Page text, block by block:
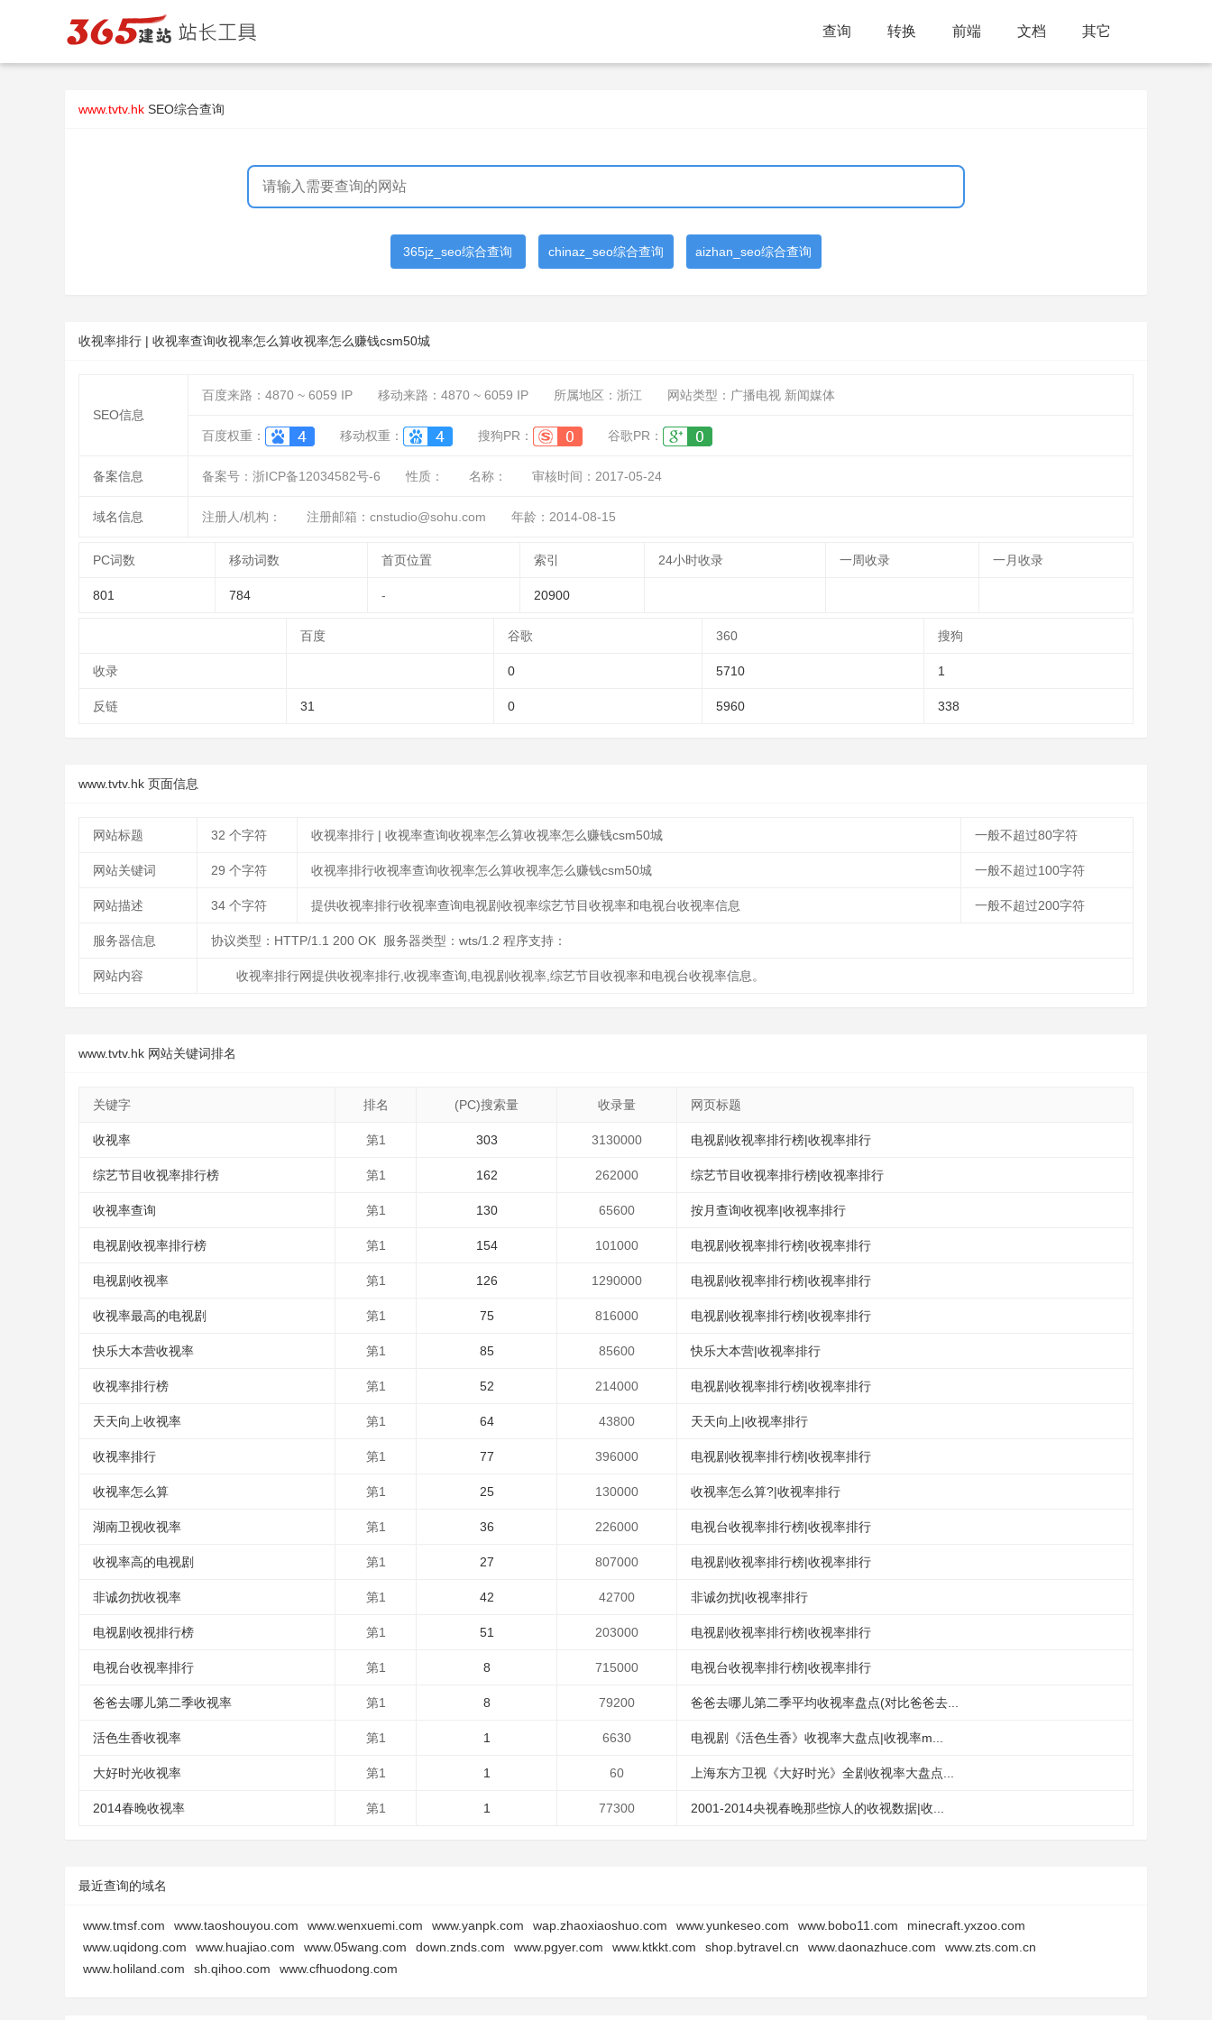
查询 转换 前端 文档 其它
www.tvtv.hk SEO综合查询
365jz_seo综合查询 chinaz_seo综合查询 aizhan_seo综合查询
收视率排行 | 收视率查询收视率怎么算收视率怎么赚钱csm50城
SEO信息
百度来路： 4870 ~ 6059 IP 移动来路： 4870 ~ 6059 IP 所属地区：浙江 网站类型：广播电视 新闻媒体
百度权重： 移动权重： 搜狗PR： 谷歌PR：
备案信息 备案号：浙ICP备12034582号-6 性质： 名称： 审核时间： 2017-05-24
域名信息 注册人/机构： 注册邮箱：cnstudio@sohu.com 年龄：2014-08-15
PC词数 移动词数 首页位置 索引 24小时收录 一周收录 一月收录
801 784 - 20900
百度 谷歌 360 搜狗
收录 0 5710 1
反链 31 0 5960 338
www.tvtv.hk 页面信息
网站标题 32 个字符 收视率排行 | 收视率查询收视率怎么算收视率怎么赚钱csm50城 一般不超过80字符
网站关键词 29 个字符 收视率排行收视率查询收视率怎么算收视率怎么赚钱csm50城 一般不超过100字符
网站描述 34 个字符 提供收视率排行收视率查询电视剧收视率综艺节目收视率和电视台收视率信息 一般不超过200字符
服务器信息 协议类型：HTTP/1.1 200 OK 服务器类型：wts/1.2 程序支持：
网站内容 收视率排行网提供收视率排行,收视率查询,电视剧收视率,综艺节目收视率和电视台收视率信息。
www.tvtv.hk 网站关键词排名
关键字 排名 (PC)搜索量 收录量 网页标题
收视率 第1 303 3130000 电视剧收视率排行榜|收视率排行
综艺节目收视率排行榜 第1 162 262000 综艺节目收视率排行榜|收视率排行
收视率查询 第1 130 65600 按月查询收视率|收视率排行
电视剧收视率排行榜 第1 154 101000 电视剧收视率排行榜|收视率排行
电视剧收视率 第1 126 1290000 电视剧收视率排行榜|收视率排行
收视率最高的电视剧 第1 75 816000 电视剧收视率排行榜|收视率排行
快乐大本营收视率 第1 85 85600 快乐大本营|收视率排行
收视率排行榜 第1 52 214000 电视剧收视率排行榜|收视率排行
天天向上收视率 第1 64 43800 天天向上|收视率排行
收视率排行 第1 77 396000 电视剧收视率排行榜|收视率排行
收视率怎么算 第1 25 130000 收视率怎么算?|收视率排行
湖南卫视收视率 第1 36 226000 电视台收视率排行榜|收视率排行
收视率高的电视剧 第1 27 807000 电视剧收视率排行榜|收视率排行
非诚勿扰收视率 第1 42 42700 非诚勿扰|收视率排行
电视剧收视排行榜 第1 51 203000 电视剧收视率排行榜|收视率排行
电视台收视率排行 第1 8 715000 电视台收视率排行榜|收视率排行
爸爸去哪儿第二季收视率 第1 8 79200 爸爸去哪儿第二季平均收视率盘点(对比爸爸去...
活色生香收视率 第1 1 6630 电视剧《活色生香》收视率大盘点|收视率m...
大好时光收视率 第1 1 60 上海东方卫视《大好时光》全剧收视率大盘点...
2014春晚收视率 第1 1 77300 2001-2014央视春晚那些惊人的收视数据|收...
最近查询的域名
www.tmsf.com www.taoshouyou.com www.wenxuemi.com www.yanpk.com wap.zhaoxiaoshuo.com www.yunkeseo.com www.bobo11.com
minecraft.yxzoo.com
www.uqidong.com
www.huajiao.com www.05wang.com down.znds.com www.pgyer.com www.ktkkt.com shop.bytravel.cn www.daonazhuce.com
www.zts.com.cn
www.holiland.com
sh.qihoo.com www.cfhuodong.com